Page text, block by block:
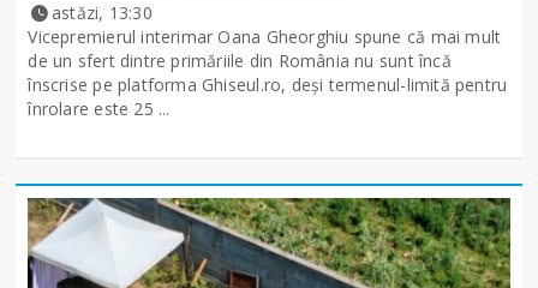
astăzi, 13:30
Vicepremierul interimar Oana Gheorghiu spune că mai mult
de un sfert dintre primăriile din România nu sunt încă
înscrise pe platforma Ghiseul.ro, deși termenul-limită pentru
înrolare este 25 ...